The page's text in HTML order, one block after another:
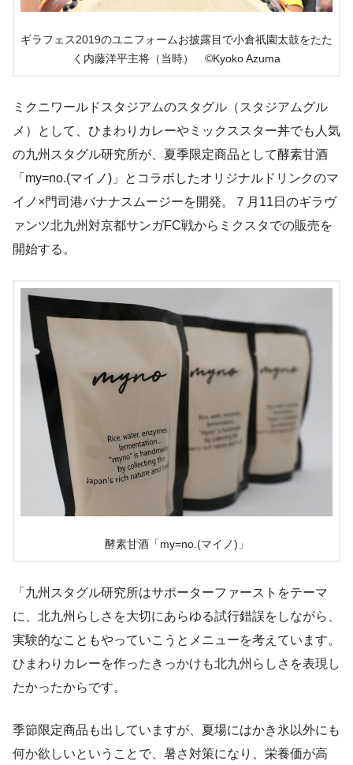
ギラフェス2019のユニフォームお披露目で小倉祇園太鼓をたた
く内藤洋平主将（当時） ©Kyoko Azuma
ミクニワールドスタジアムのスタグル（スタジアムグル
メ）として、ひまわりカレーやミックススター丼でも人気
の九州スタグル研究所が、夏季限定商品として酵素甘酒
「my=no.(マイノ)」とコラボしたオリジナルドリンクのマ
イノ×門司港バナナスムージーを開発。７月11日のギラヴ
ァンツ北九州対京都サンガFC戦からミクスタでの販売を
開始する。
酵素甘酒「my=no.(マイノ)」
「九州スタグル研究所はサポーターファーストをテーマ
に、北九州らしさを大切にあらゆる試行錯誤をしながら、
実験的なこともやっていこうとメニューを考えています。
ひまわりカレーを作ったきっかけも北九州らしさを表現し
たかったからです。
季節限定商品も出していますが、夏場にはかき氷以外にも
何か欲しいということで、暑さ対策になり、栄養価が高